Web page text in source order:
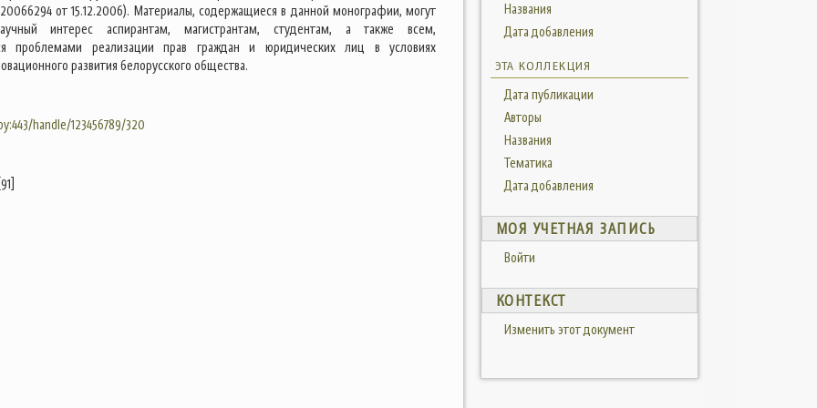
от 15.12.2006). Материалы, содержащиеся в данной монографии, могут
интерес аспирантам, магистрантам, студентам, а также всем,
проблемами реализации прав граждан и юридических лиц в условиях
развития белорусского общества.
handle/123456789/320
Названия
Дата добавления
ЭТА КОЛЛЕКЦИЯ
Дата публикации
Авторы
Названия
Тематика
Дата добавления
МОЯ УЧЕТНАЯ ЗАПИСЬ
Войти
КОНТЕКСТ
Изменить этот документ